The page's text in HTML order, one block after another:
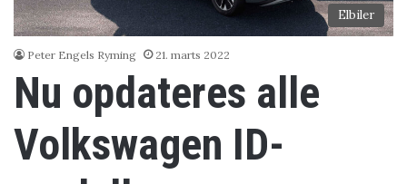
Elbiler
Peter Engels Ryming 21. marts 2022
Nu opdateres alle
Volkswagen ID-